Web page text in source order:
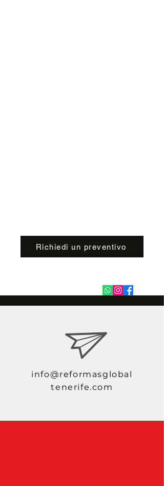
Richiedi un preventivo
info@reformasglobal
tenerife.com